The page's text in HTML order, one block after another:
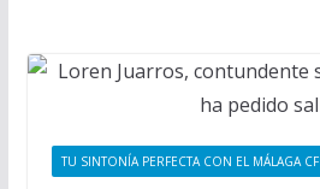
TU SINTONÍA PERFECTA CON EL MÁLAGA CF